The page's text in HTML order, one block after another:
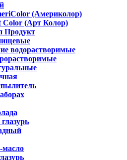
(Америколор)
Color (Арт Колор)
Продукт
водорастворимые
масло